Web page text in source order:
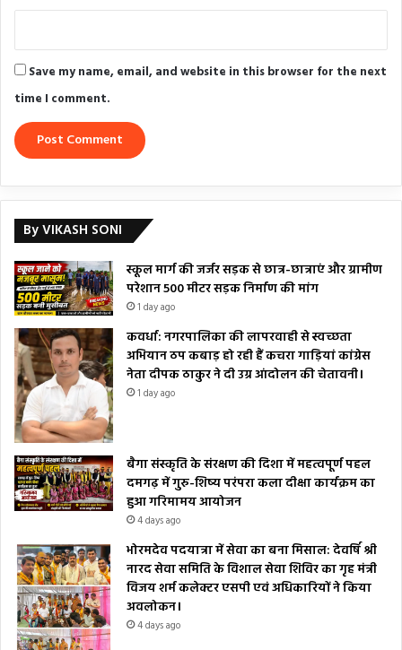
Save my name, email, and website in this browser for the next
time I comment.
By VIKASH SONI
स्कूल मार्ग की जर्जर सड़क से छात्र-छात्राएं और ग्रामीण
परेशान 500 मीटर सड़क निर्माण की मांग
1 day ago
कवर्धा: नगरपालिका की लापरवाही से स्वच्छता
अभियान ठप कबाड़ हो रही हैं कचरा गाड़ियां कांग्रेस
नेता दीपक ठाकुर ने दी उग्र आंदोलन की चेतावनी।
1 day ago
बैगा संस्कृति के संरक्षण की दिशा में महत्वपूर्ण पहल
दमगढ़ में गुरु-शिष्य परंपरा कला दीक्षा कार्यक्रम का
हुआ गरिमामय आयोजन
4 days ago
भोरमदेव पदयात्रा में सेवा का बना मिसाल: देवर्षि श्री
नारद सेवा समिति के विशाल सेवा शिविर का गृह मंत्री
विजय शर्म कलेक्टर एसपी एवं अधिकारियों ने किया
अवलोकन।
4 days ago